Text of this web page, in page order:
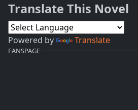
Translate This Novel
Powered by Translate
FANSPAGE